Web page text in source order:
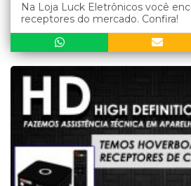
Na Loja Luck Eletrônicos você
receptores do mercado. Confira!